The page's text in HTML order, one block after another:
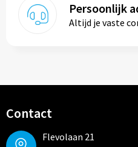
Persoonlijk
Altijd je vaste
Contact
Flevolaan 21